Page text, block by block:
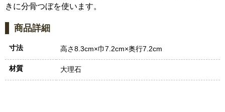
きに分骨つぼを使います。
商品詳細
寸法 高さ8.3cm×巾7.2cm×奥行7.2cm
材質 大理石